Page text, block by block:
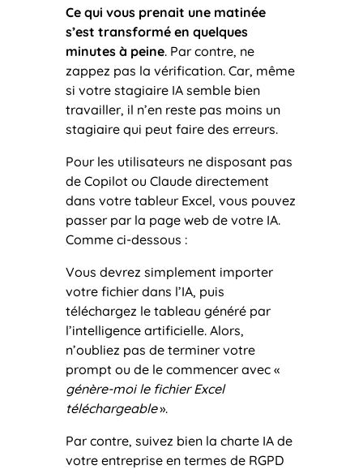
Ce qui vous prenait une matinée
s’est transformé en quelques
minutes à peine. Par contre, ne
zappez pas la vérification. Car, même
si votre stagiaire IA semble bien
travailler, il n’en reste pas moins un
stagiaire qui peut faire des erreurs.
Pour les utilisateurs ne disposant pas
de Copilot ou Claude directement
dans votre tableur Excel, vous pouvez
passer par la page web de votre IA.
Comme ci-dessous :
Vous devrez simplement importer
votre fichier dans l’IA, puis
téléchargez le tableau généré par
l’intelligence artificielle. Alors,
n’oubliez pas de terminer votre
prompt ou de le commencer avec «
génère-moi le fichier Excel
téléchargeable».
Par contre, suivez bien la charte IA de
votre entreprise en termes de RGPD